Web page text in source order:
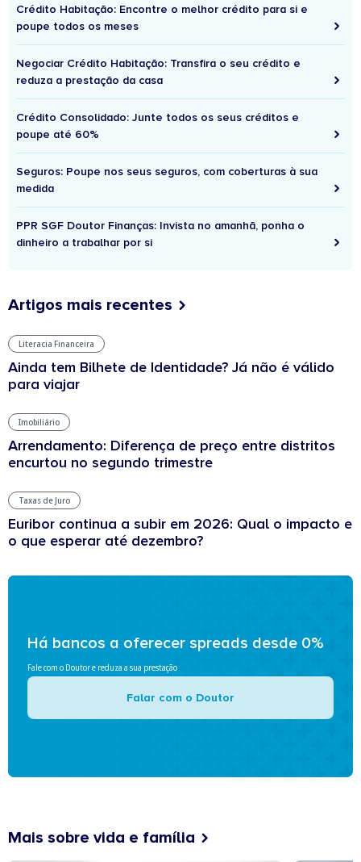
Crédito Habitação: Encontre o melhor crédito para si e
poupe todos os meses
Negociar Crédito Habitação: Transfira o seu crédito e
reduza a prestação da casa
Crédito Consolidado: Junte todos os seus créditos e
poupe até 60%
Seguros: Poupe nos seus seguros, com coberturas à sua
medida
PPR SGF Doutor Finanças: Invista no amanhã, ponha o
dinheiro a trabalhar por si
Artigos mais recentes
Literacia Financeira
Ainda tem Bilhete de Identidade? Já não é válido
para viajar
Imobiliário
Arrendamento: Diferença de preço entre distritos
encurtou no segundo trimestre
Taxas de Juro
Euribor continua a subir em 2026: Qual o impacto e
o que esperar até dezembro?
Há bancos a oferecer spreads desde 0%
Fale com o Doutor e reduza a sua prestação
Falar com o Doutor
Mais sobre vida e família